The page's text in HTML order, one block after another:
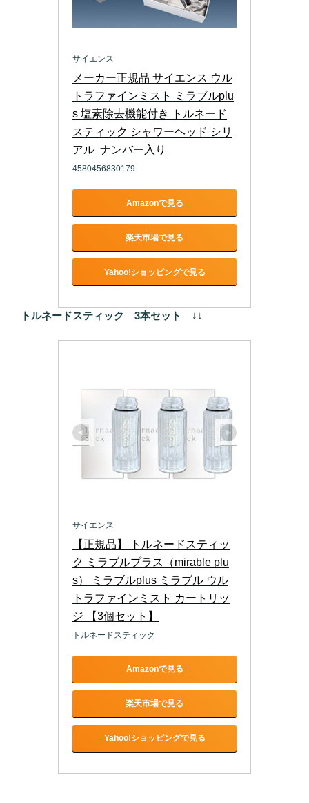
サイエンス
メーカー正規品 サイエンス ウル
トラファインミスト ミラブルplu
s 塩素除去機能付き トルネード
スティック シャワーヘッド シリ
アル  ナンバー入り
4580456830179
Amazonで見る
楽天市場で見る
Yahoo!ショッピングで見る
トルネードスティック 3本セット ↓↓
サイエンス
【正規品】 トルネードスティッ
ク ミラブルプラス（mirable plu
s） ミラブルplus ミラブル ウル
トラファインミスト カートリッ
ジ 【3個セット】
トルネードスティック
Amazonで見る
楽天市場で見る
Yahoo!ショッピングで見る